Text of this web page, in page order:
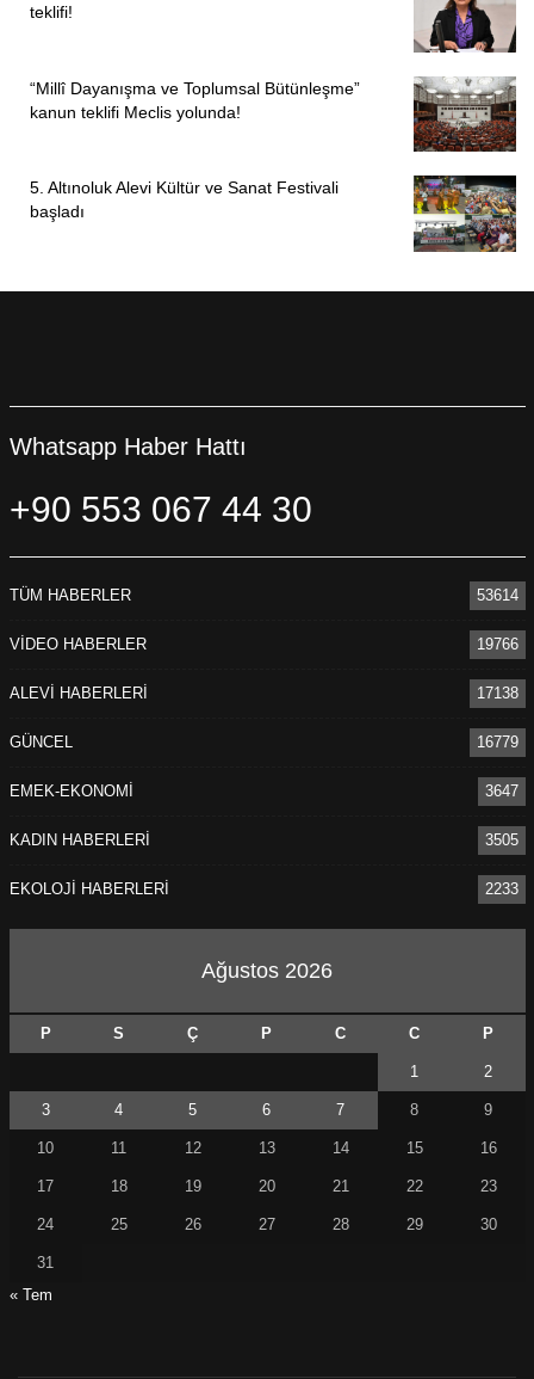
teklifi!
“Millî Dayanışma ve Toplumsal Bütünleşme”
kanun teklifi Meclis yolunda!
5. Altınoluk Alevi Kültür ve Sanat Festivali
başladı
Whatsapp Haber Hattı
+90 553 067 44 30
TÜM HABERLER 53614
VİDEO HABERLER 19766
ALEVİ HABERLERİ 17138
GÜNCEL 16779
EMEK-EKONOMİ 3647
KADIN HABERLERİ 3505
EKOLOJİ HABERLERİ 2233
Ağustos 2026
P S Ç P C C P
1 2
3 4 5 6 7 8 9
10 11 12 13 14 15 16
17 18 19 20 21 22 23
24 25 26 27 28 29 30
31
« Tem